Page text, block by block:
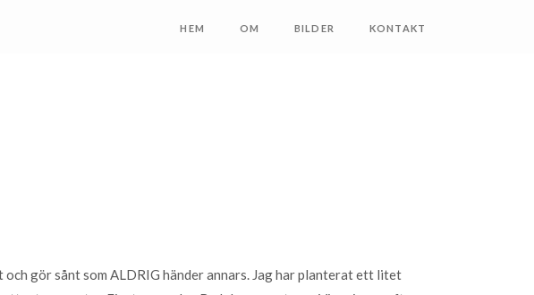
HEM OM BILDER KONTAKT
gör sånt som ALDRIG händer annars. Jag har planterat ett litet